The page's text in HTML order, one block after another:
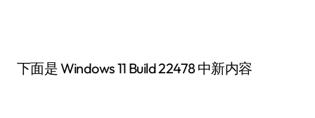
下面是 Windows 11 Build 22478 中新内容